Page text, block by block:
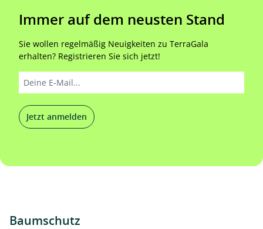
Immer auf dem neusten Stand
Sie wollen regelmäßig Neuigkeiten zu TerraGala
erhalten? Registrieren Sie sich jetzt!
Jetzt anmelden
Baumschutz